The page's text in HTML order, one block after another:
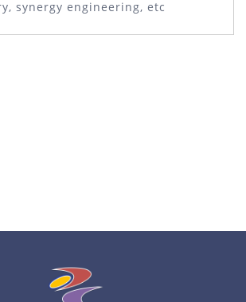
synergy engineering, etc